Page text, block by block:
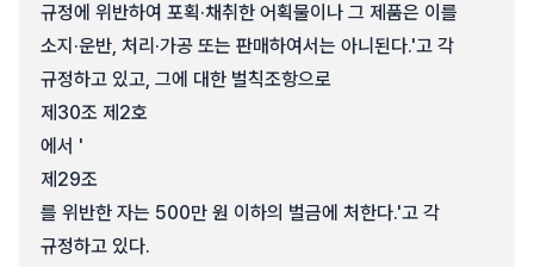
규정에 위반하여 포획·채취한 어획물이나 그 제품은 이를
소지·운반, 처리·가공 또는 판매하여서는 아니된다.'고 각
규정하고 있고, 그에 대한 벌칙조항으로
제30조 제2호
에서 '
제29조
를 위반한 자는 500만 원 이하의 벌금에 처한다.'고 각
규정하고 있다.